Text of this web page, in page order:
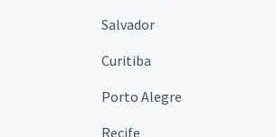
Salvador
Curitiba
Porto Alegre
Recife